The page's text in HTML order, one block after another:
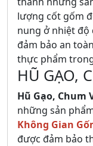
lượng cốt gốm
nung ở nhiệt độ
đảm bảo an
thực phẩm
HŨ GẠO,
Hũ Gạo, Chum
những sản
Không Gian
được đảm bảo